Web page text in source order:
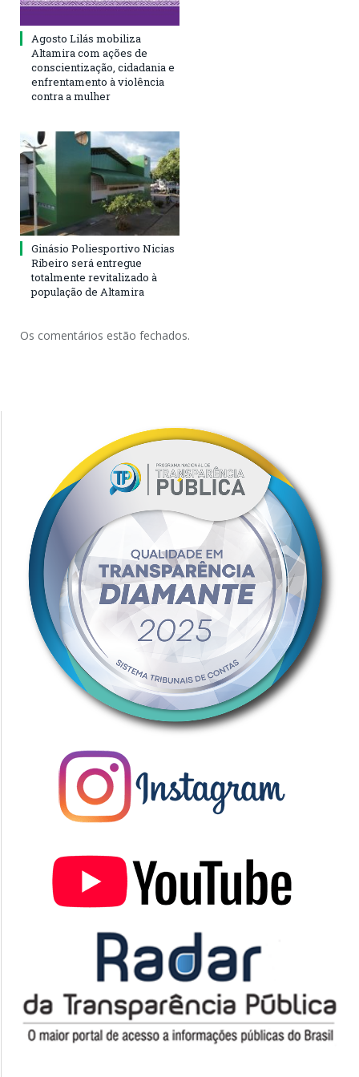
Agosto Lilás mobiliza
Altamira com ações de
conscientização, cidadania e
enfrentamento à violência
contra a mulher
Ginásio Poliesportivo Nicias
Ribeiro será entregue
totalmente revitalizado à
população de Altamira
Os comentários estão fechados.